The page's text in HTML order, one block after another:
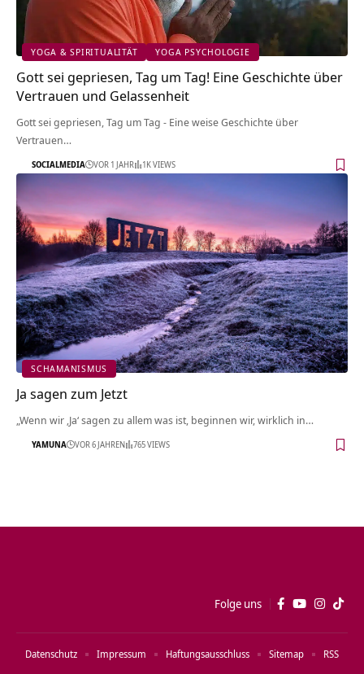
YOGA & SPIRITUALITÄT YOGA PSYCHOLOGIE
Gott sei gepriesen, Tag um Tag! Eine Geschichte über
Vertrauen und Gelassenheit
Gott sei gepriesen, Tag um Tag - Eine weise Geschichte über
Vertrauen…
SOCIALMEDIA VOR 1 JAHR 1K VIEWS
SCHAMANISMUS
Ja sagen zum Jetzt
„Wenn wir ‚Ja‘ sagen zu allem was ist, beginnen wir, wirklich in…
YAMUNA VOR 6 JAHREN 765 VIEWS
Folge uns
Datenschutz Impressum Haftungsausschluss Sitemap RSS